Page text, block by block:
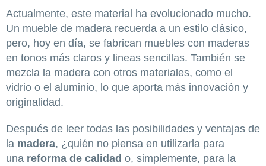
Actualmente, este material ha evolucionado mucho.
Un mueble de madera recuerda a un estilo clásico,
pero, hoy en día, se fabrican muebles con maderas
en tonos más claros y lineas sencillas. También se
mezcla la madera con otros materiales, como el
vidrio o el aluminio, lo que aporta más innovación y
originalidad.
Después de leer todas las posibilidades y ventajas de
la madera, ¿quién no piensa en utilizarla para
una reforma de calidad o, simplemente, para la